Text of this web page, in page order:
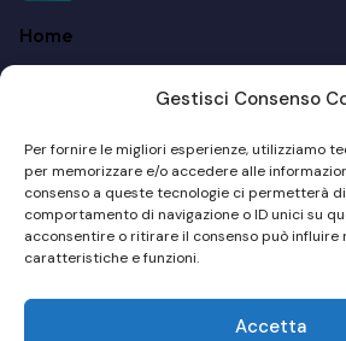
Gestisci Consenso
Per fornire le migliori esperienze, utilizziamo
per memorizzare e/o accedere alle
consenso a queste tecnologie ci permetterà
comportamento di navigazione o ID unici su
acconsentire o ritirare il consenso può influire
caratteristiche e funzioni.
Accetta
Home
Per I Privati
Per Le Aziende
Blog